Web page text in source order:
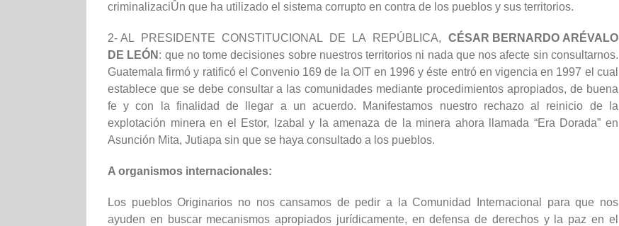
criminalizaciÛn que ha utilizado el sistema corrupto en contra de los pueblos y sus territorios.
2- AL PRESIDENTE CONSTITUCIONAL DE LA REPÚBLICA, CÉSAR BERNARDO ARÉVALO
DE LEÓN : que no tome decisiones sobre nuestros territorios ni nada que nos afecte sin consultarnos.
Guatemala firmó y ratificó el Convenio 169 de la OIT en 1996 y éste entró en vigencia en 1997 el cual
establece que se debe consultar a las comunidades mediante procedimientos apropiados, de buena
fe y con la finalidad de llegar a un acuerdo. Manifestamos nuestro rechazo al reinicio de la
explotación minera en el Estor, Izabal y la amenaza de la minera ahora llamada “Era Dorada” en
Asunción Mita, Jutiapa sin que se haya consultado a los pueblos.
A organismos internacionales:
Los pueblos Originarios no nos cansamos de pedir a la Comunidad Internacional para que nos
ayuden en buscar mecanismos apropiados jurídicamente, en defensa de derechos y la paz en el